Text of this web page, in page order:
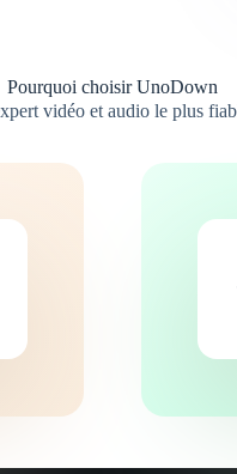
Pourquoi choisir UnoDown
vidéo et audio le plus